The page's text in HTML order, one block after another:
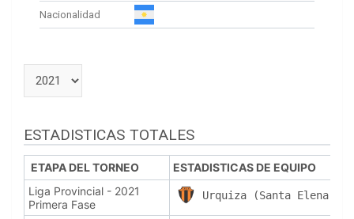
Nacionalidad
ESTADISTICAS TOTALES
ETAPA DEL TORNEO ESTADISTICAS DE EQUIPO
Liga Provincial - 2021
Primera Fase
Urquiza (Santa Elena)